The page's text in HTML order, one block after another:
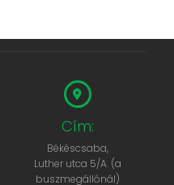
Cím:
Békéscsaba,
Luther utca 5/A. (a
buszmegállónál)